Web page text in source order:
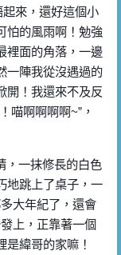
來，還好這個小
怕的風雨啊！勉強
裡面的角落，一邊
一陣我從沒遇過的
開！我還來不及反
喵啊啊啊啊~” ，
，一抹修長的白色
地跳上了桌子，一
大年紀了，還會
上，正靠著一個
是緯哥的家嘛！